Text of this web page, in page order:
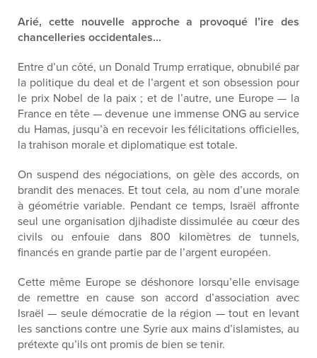
Arié, cette nouvelle approche a provoqué l’ire des
chancelleries occidentales…
Entre d’un côté, un Donald Trump erratique, obnubilé par
la politique du deal et de l’argent et son obsession pour
le prix Nobel de la paix ; et de l’autre, une Europe — la
France en tête — devenue une immense ONG au service
du Hamas, jusqu’à en recevoir les félicitations officielles,
la trahison morale et diplomatique est totale.
On suspend des négociations, on gèle des accords, on
brandit des menaces. Et tout cela, au nom d’une morale
à géométrie variable. Pendant ce temps, Israël affronte
seul une organisation djihadiste dissimulée au cœur des
civils ou enfouie dans 800 kilomètres de tunnels,
financés en grande partie par de l’argent européen.
Cette même Europe se déshonore lorsqu’elle envisage
de remettre en cause son accord d’association avec
Israël — seule démocratie de la région — tout en levant
les sanctions contre une Syrie aux mains d’islamistes, au
prétexte qu’ils ont promis de bien se tenir.